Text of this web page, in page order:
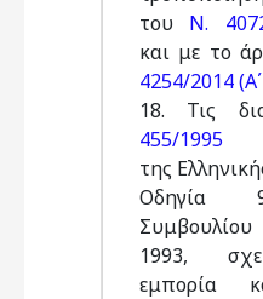
του Ν.
και με το
4254/2014
18. Τις
455/1995
της
Οδηγία
1993,
εμπορία